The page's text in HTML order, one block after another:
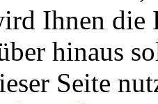
Ihnen die
hinaus
Seite